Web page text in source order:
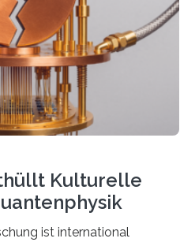
entscheidende Durchbruch:
Kernübergang wurde
man zeigen, dass sich
lässt, um hochpräzise…
Kulturelle
ist international